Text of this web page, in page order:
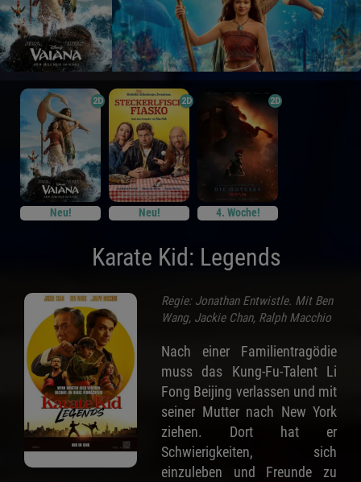
2D
Neu!
2D
Neu!
2D
4. Woche!
Karate Kid: Legends
Regie: Jonathan Entwistle. Mit Ben
Wang, Jackie Chan, Ralph Macchio
Nach einer Familientragödie
muss das Kung-Fu-Talent Li
Fong Beijing verlassen und mit
seiner Mutter nach New York
ziehen. Dort hat er
Schwierigkeiten, sich
einzuleben und Freunde zu